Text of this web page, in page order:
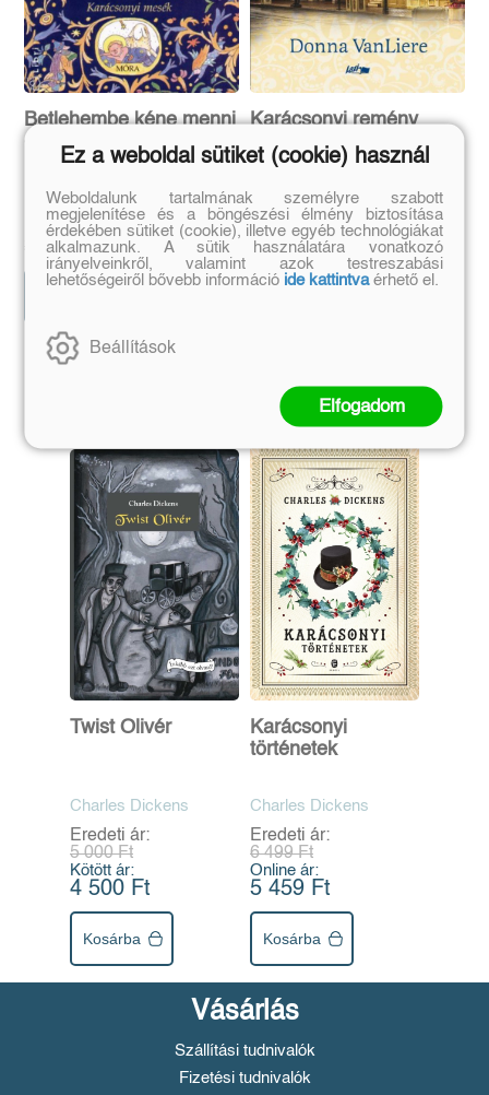
Betlehembe kéne menni
- Karácsonyi mesék
Kamarás István
Eredeti ár:
2 190 Ft
Online ár:
1 840 Ft
Karácsonyi remény
Donna VanLiere
Eredeti ár:
2 990 Ft
Online ár:
2 512 Ft
Szerző további művei
Twist Olivér
Charles Dickens
Eredeti ár:
5 000 Ft
Kötött ár:
4 500 Ft
Kosárba
Karácsonyi
történetek
Charles Dickens
Eredeti ár:
6 499 Ft
Online ár:
5 459 Ft
Kosárba
Vásárlás
Szállítási tudnivalók
Fizetési tudnivalók
Ez a weboldal sütiket (cookie) használ
Weboldalunk tartalmának személyre szabott
megjelenítése és a böngészési élmény biztosítása
érdekében sütiket (cookie), illetve egyéb technológiákat
alkalmazunk. A sütik használatára vonatkozó
irányelveinkről, valamint azok testreszabási
lehetőségeiről bővebb információ ide kattintvaérhető el.
Beállítások
Elfogadom